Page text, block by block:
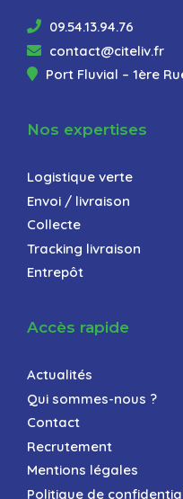
09.54.13.94.76
contact@citeliv.fr
Port Fluvial – 1ère
Nos expertises
Logistique verte
Envoi / livraison
Collecte
Tracking livraison
Entrepôt
Accès rapide
Actualités
Qui sommes-nous ?
Contact
Recrutement
Mentions légales
Politique de